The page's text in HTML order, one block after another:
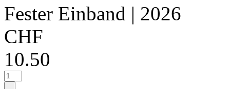
Fester Einband | 2026
CHF
10.50